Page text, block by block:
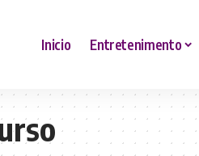
Inicio Entretenimento